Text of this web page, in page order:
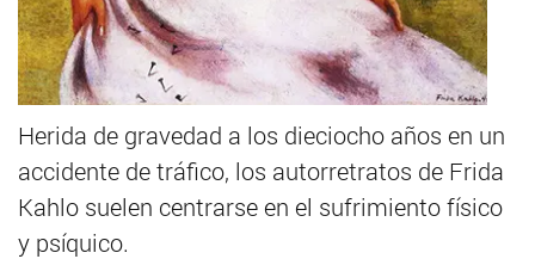
Herida de gravedad a los dieciocho años en un
accidente de tráfico, los autorretratos de Frida
Kahlo suelen centrarse en el sufrimiento físico
y psíquico.